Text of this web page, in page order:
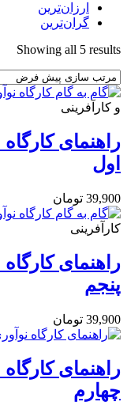
ارزان‌ترین
گران‌ترین
Showing all 5 results
و کارآفرینی
راهنمای
اول
39,900 تومان
کارآفرینی
راهنمای
پنجم
39,900 تومان
راهنمای
چهارم